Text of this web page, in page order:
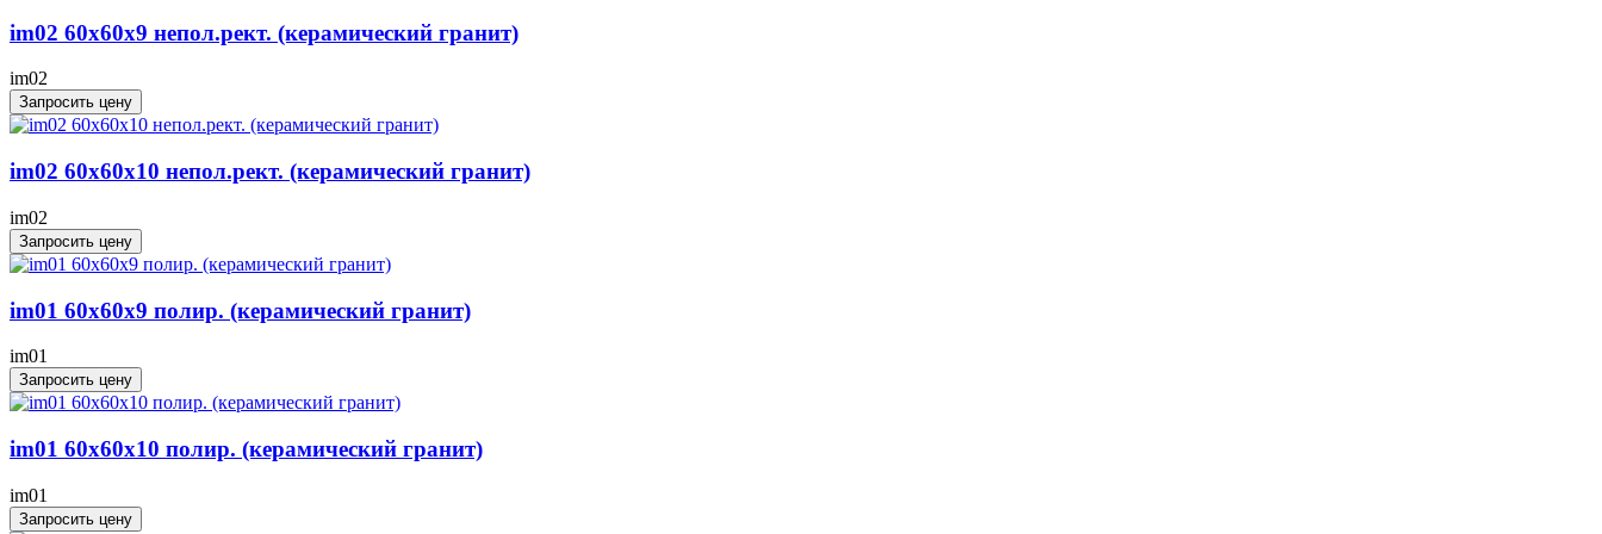
im02 60x60x9 непол.рект. (керамический гранит)
im02
Запросить цену
im02 60x60x10 непол.рект. (керамический гранит)
im02
Запросить цену
im01 60x60x9 полир. (керамический гранит)
im01
Запросить цену
im01 60x60x10 полир. (керамический гранит)
im01
Запросить цену